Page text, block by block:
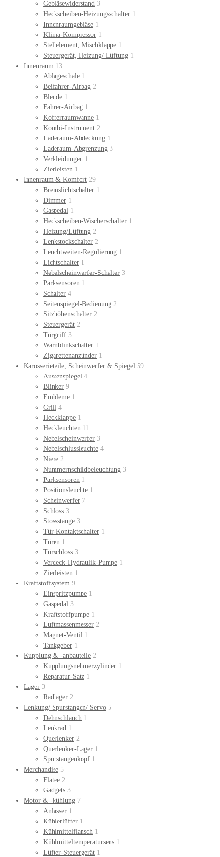
Gebläsewiderstand 3
Heckscheiben-Heizungsschalter 1
Innenraumgebläse 1
Klima-Kompressor 1
Stellelement, Mischklappe 1
Steuergerät, Heizung/ Lüftung 1
Innenraum 13
Ablageschale 1
Beifahrer-Airbag 2
Blende 1
Fahrer-Airbag 1
Kofferraumwanne 1
Kombi-Instrument 2
Laderaum-Abdeckung 1
Laderaum-Abgrenzung 3
Verkleidungen 1
Zierleisten 1
Innenraum & Komfort 29
Bremslichtschalter 1
Dimmer 1
Gaspedal 1
Heckscheiben-Wischerschalter 1
Heizung/Lüftung 2
Lenkstockschalter 2
Leuchtweiten-Regulierung 1
Lichtschalter 1
Nebelscheinwerfer-Schalter 3
Parksensoren 1
Schalter 4
Seitenspiegel-Bedienung 2
Sitzhöhenschalter 2
Steuergerät 2
Türgriff 3
Warnblinkschalter 1
Zigarettenanzünder 1
Karosserieteile, Scheinwerfer & Spiegel 59
Aussenspiegel 4
Blinker 9
Embleme 1
Grill 4
Heckklappe 1
Heckleuchten 11
Nebelscheinwerfer 3
Nebelschlussleuchte 4
Niere 2
Nummernschildbeleuchtung 3
Parksensoren 1
Positionsleuchte 1
Scheinwerfer 7
Schloss 3
Stossstange 3
Tür-Kontaktschalter 1
Türen 1
Türschloss 3
Verdeck-Hydraulik-Pumpe 1
Zierleisten 1
Kraftstoffsystem 9
Einspritzpumpe 1
Gaspedal 3
Kraftstoffpumpe 1
Luftmassenmesser 2
Magnet-Ventil 1
Tankgeber 1
Kupplung & -anbauteile 2
Kupplungsnehmerzylinder 1
Reparatur-Satz 1
Lager 3
Radlager 2
Lenkung/ Spurstangen/ Servo 5
Dehnschlauch 1
Lenkrad 1
Querlenker 2
Querlenker-Lager 1
Spurstangenkopf 1
Merchandise 5
Flatee 2
Gadgets 3
Motor & -kühlung 7
Anlasser 1
Kühlerlüfter 1
Kühlmittelflansch 1
Kühlmitteltemperatursens 1
Lüfter-Steuergerät 1